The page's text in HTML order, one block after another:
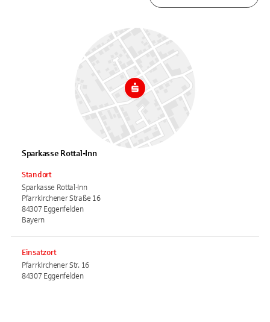
Sparkasse Rottal-Inn
Standort
Sparkasse Rottal-Inn
Pfarrkirchener Straße 16
84307 Eggenfelden
Bayern
Einsatzort
Pfarrkirchener Str. 16
84307 Eggenfelden